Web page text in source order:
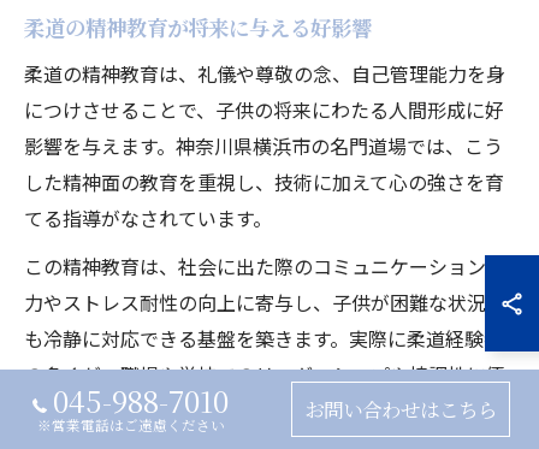
柔道の精神教育が将来に与える好影響
柔道の精神教育は、礼儀や尊敬の念、自己管理能力を身
につけさせることで、子供の将来にわたる人間形成に好
影響を与えます。神奈川県横浜市の名門道場では、こう
した精神面の教育を重視し、技術に加えて心の強さを育
てる指導がなされています。
この精神教育は、社会に出た際のコミュニケーション能
力やストレス耐性の向上に寄与し、子供が困難な状況で
も冷静に対応できる基盤を築きます。実際に柔道経験者
の多くが、職場や学校でのリーダーシップや協調性に優
れているというデータも存在します。
045-988-7010
※営業電話はご遠慮ください
お問い合わせはこちら